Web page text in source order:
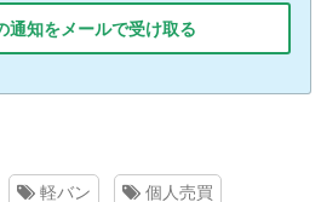
通知をメールで受け取る
軽バン 個人売買